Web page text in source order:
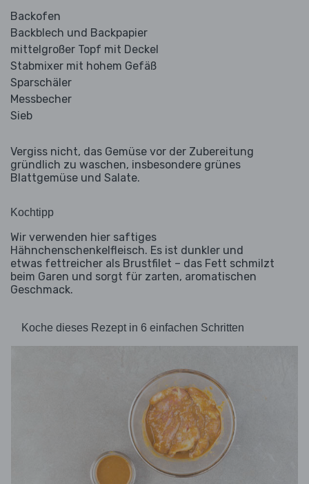
Backofen
Backblech und Backpapier
mittelgroßer Topf mit Deckel
Stabmixer mit hohem Gefäß
Sparschäler
Messbecher
Sieb
Vergiss nicht, das Gemüse vor der Zubereitung
gründlich zu waschen, insbesondere grünes
Blattgemüse und Salate.
Kochtipp
Wir verwenden hier saftiges
Hähnchenschenkelfleisch. Es ist dunkler und
etwas fettreicher als Brustfilet – das Fett schmilzt
beim Garen und sorgt für zarten, aromatischen
Geschmack.
Koche dieses Rezept in 6 einfachen Schritten